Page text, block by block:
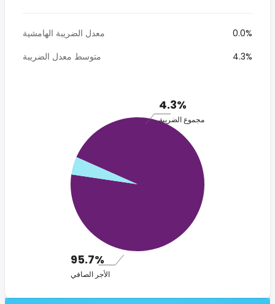
معدل الضريبة الهامشية
0.0%
متوسط معدل الضريبة
4.3%
4.3%
مجموع الضريبة
95.7%
الأجر الصافي